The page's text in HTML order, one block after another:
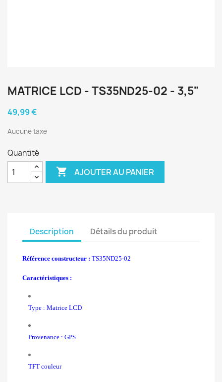
MATRICE LCD - TS35ND25-02 - 3,5"
49,99 €
Aucune taxe
Quantité
 AJOUTER AU PANIER
Description Détails du produit
Référence constructeur : TS35ND25-02
Caractéristiques :
Type : Matrice LCD
Provenance : GPS
TFT couleur